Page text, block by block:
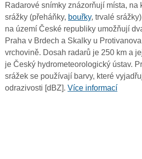
Radarové snímky znázorňují místa, na
srážky (přeháňky, bouřky, trvalé
na území České republiky umožňují
Praha v Brdech a Skalky u
vrchovině. Dosah radarů je 250 km a
je Český hydrometeorologický ústav.
srážek se používají barvy, které
odrazivosti [dBZ]. Více informací